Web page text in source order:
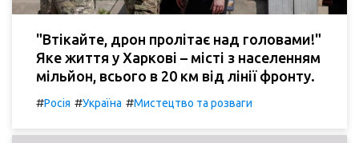
"Втікайте, дрон пролітає над головами!"
Яке життя у Харкові – місті з населенням
мільйон, всього в 20 км від лінії фронту.
#Росія #Україна #Мистецтво та розваги